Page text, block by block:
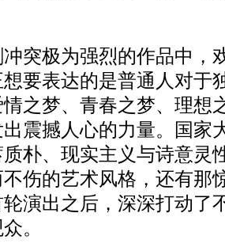
极为强烈的作品中，
要表达的是普通人对于
之梦、青春之梦、理想
震撼人心的力量。国家
朴、现实主义与诗意灵
伤的艺术风格，还有那
演出之后，深深打动了
。